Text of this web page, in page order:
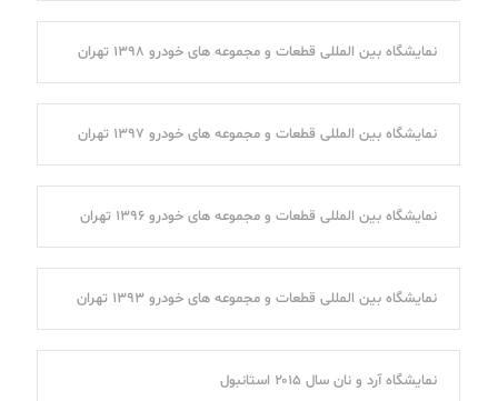
نمایشگاه بین المللی قطعات و مجموعه های خودرو ۱۳۹۸ تهران
نمایشگاه بین المللی قطعات و مجموعه های خودرو ۱۳۹۷ تهران
نمایشگاه بین المللی قطعات و مجموعه های خودرو ۱۳۹۶ تهران
نمایشگاه بین المللی قطعات و مجموعه های خودرو ۱۳۹۳ تهران
نمایشگاه آرد و نان سال ۲۰۱۵ استانبول